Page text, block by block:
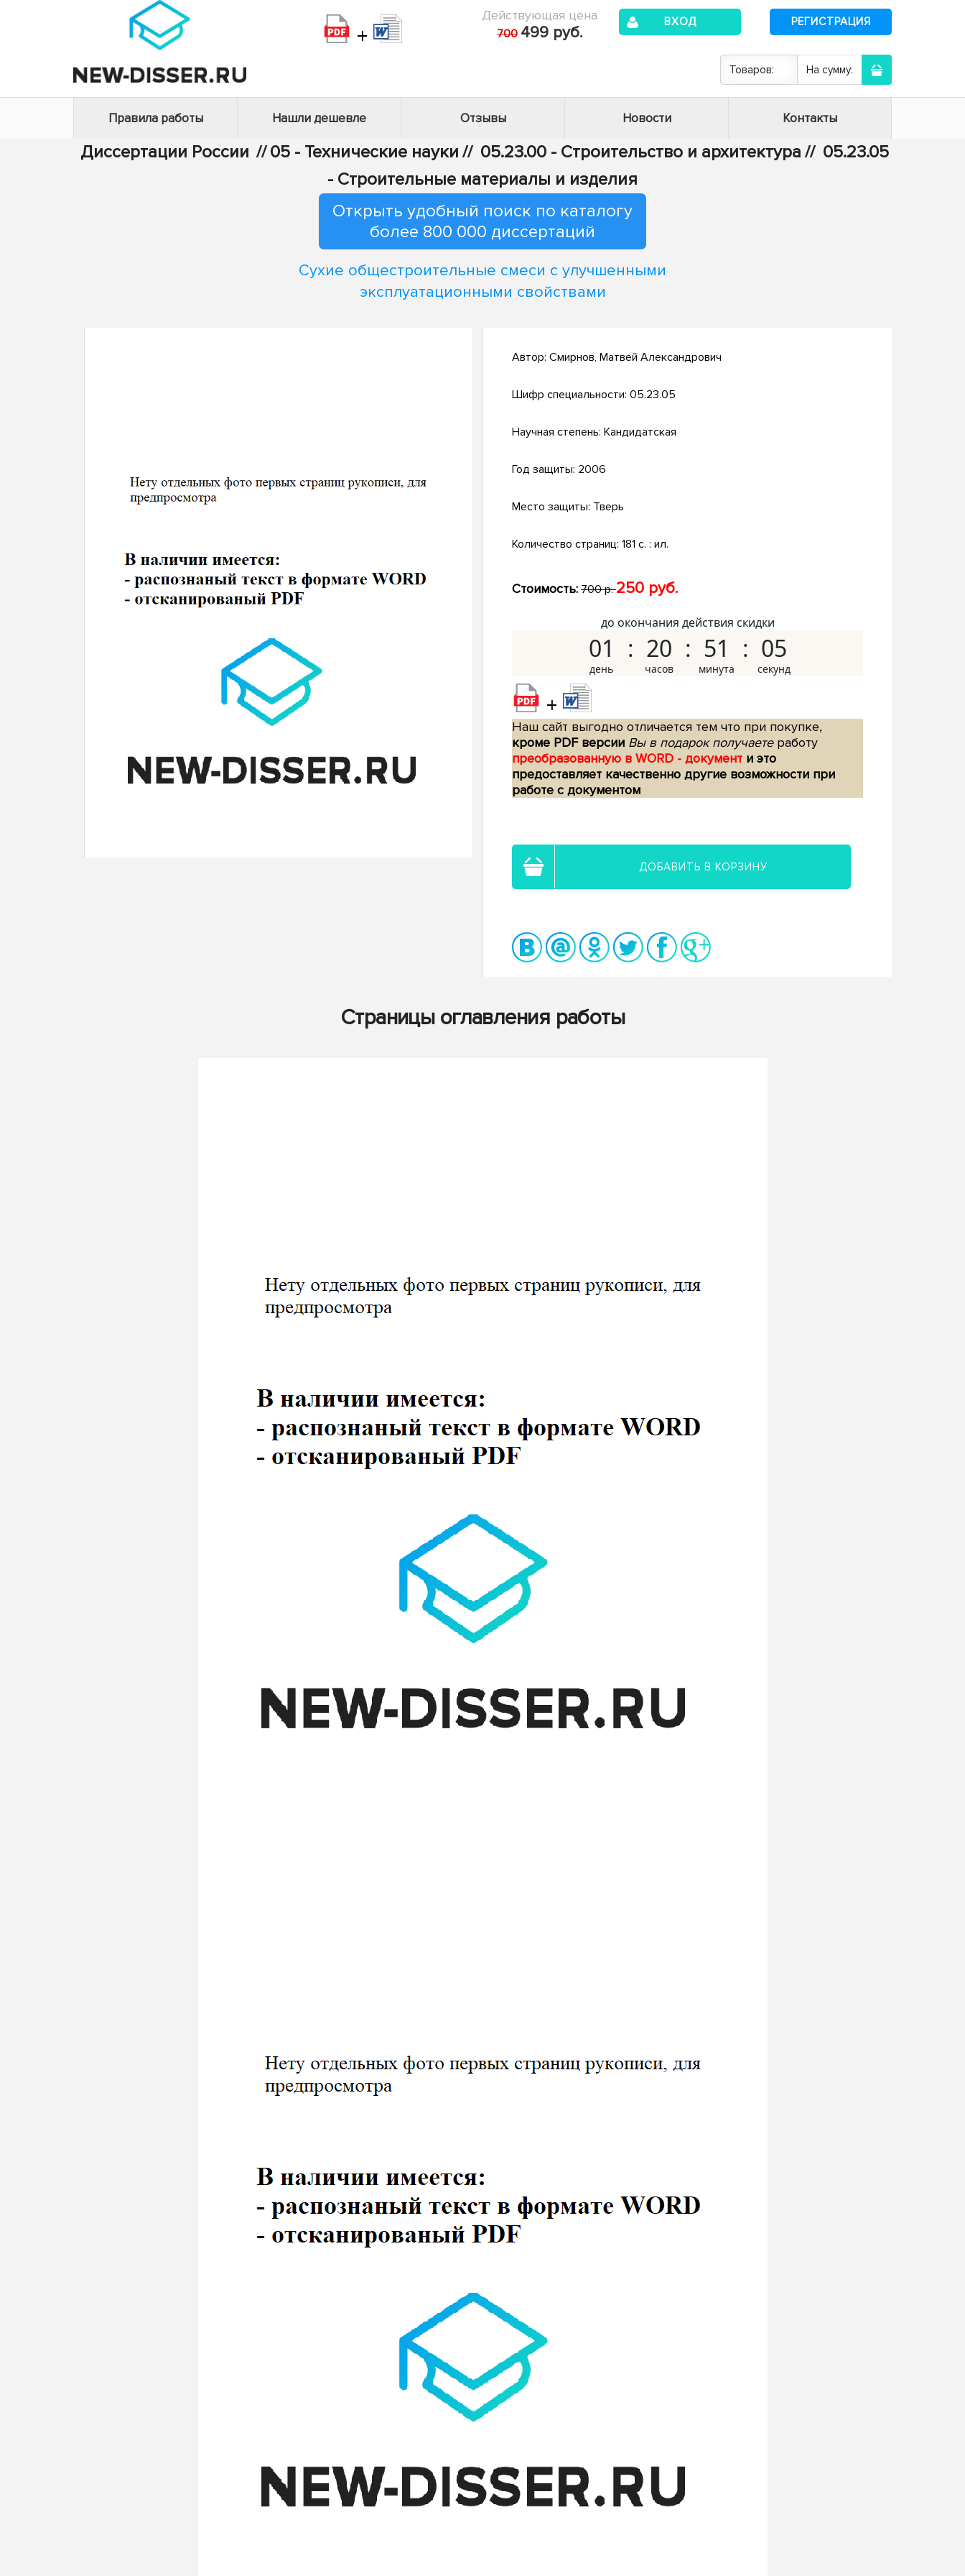
+
Действующая цена
700 499 руб.
ВХОД РЕГИСТРАЦИЯ
Товаров: На сумму:
Правила работы Нашли дешевле Отзывы Новости Контакты
Диссертации России // 05 - Технические науки // 05.23.00 - Строительство и архитектура // 05.23.05
- Строительные материалы и изделия
Открыть удобный поиск по каталогу
более 800 000 диссертаций
Сухие общестроительные смеси с улучшенными
эксплуатационными свойствами
Автор: Смирнов, Матвей Александрович
Шифр специальности: 05.23.05
Научная степень: Кандидатская
Год защиты: 2006
Место защиты: Тверь
Количество страниц: 181 с. : ил.
Стоимость: 700 р.250 руб.
до окончания действия скидки
01 20 51 04
+
Наш сайт выгодно отличается тем что при покупке,
кроме PDF версии Вы в подарок получаетеработу
преобразованную в WORD - документ и это
предоставляет качественно другие возможности при
работе с документом
ДОБАВИТЬ В КОРЗИНУ
Страницы оглавления работы